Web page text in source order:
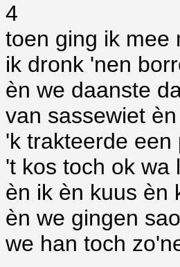
4
toen ging ik mee
ik dronk 'nen
èn we daanste
van sassewiet
'k trakteerde
't kos toch ok wa
èn ik èn kuus èn
èn we gingen
we han toch